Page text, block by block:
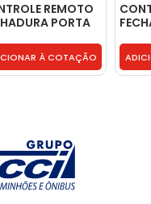
REMOTO
PORTA
À COTAÇÃO